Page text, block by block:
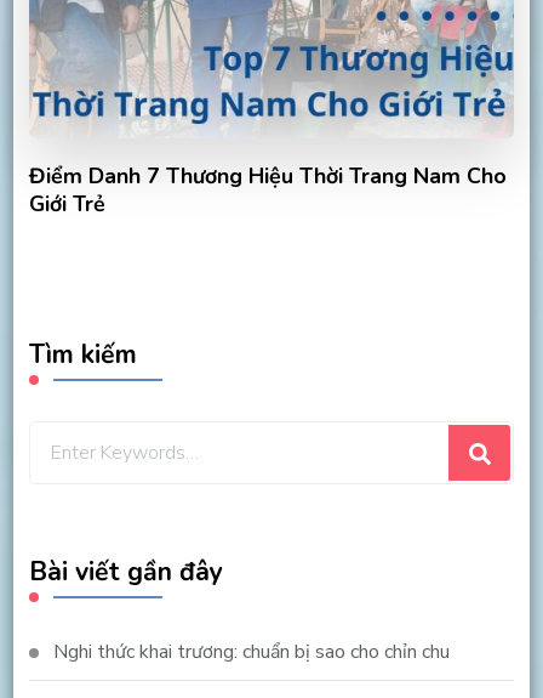
Điểm Danh 7 Thương Hiệu Thời Trang Nam Cho
Giới Trẻ
Tìm kiếm
Bài viết gần đây
Nghi thức khai trương: chuẩn bị sao cho chỉn chu